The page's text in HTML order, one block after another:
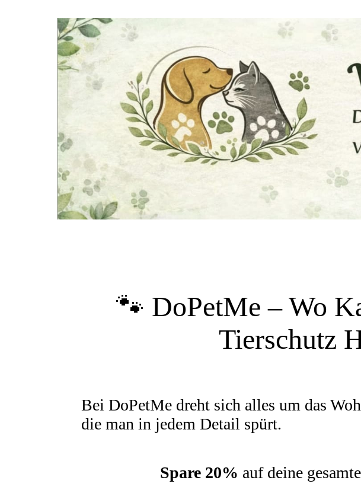
🐾 DoPetMe – Wo
Tierschutz
Bei DoPetMe dreht sich alles um das
die man in jedem Detail spürt.
Spare 20% auf deine